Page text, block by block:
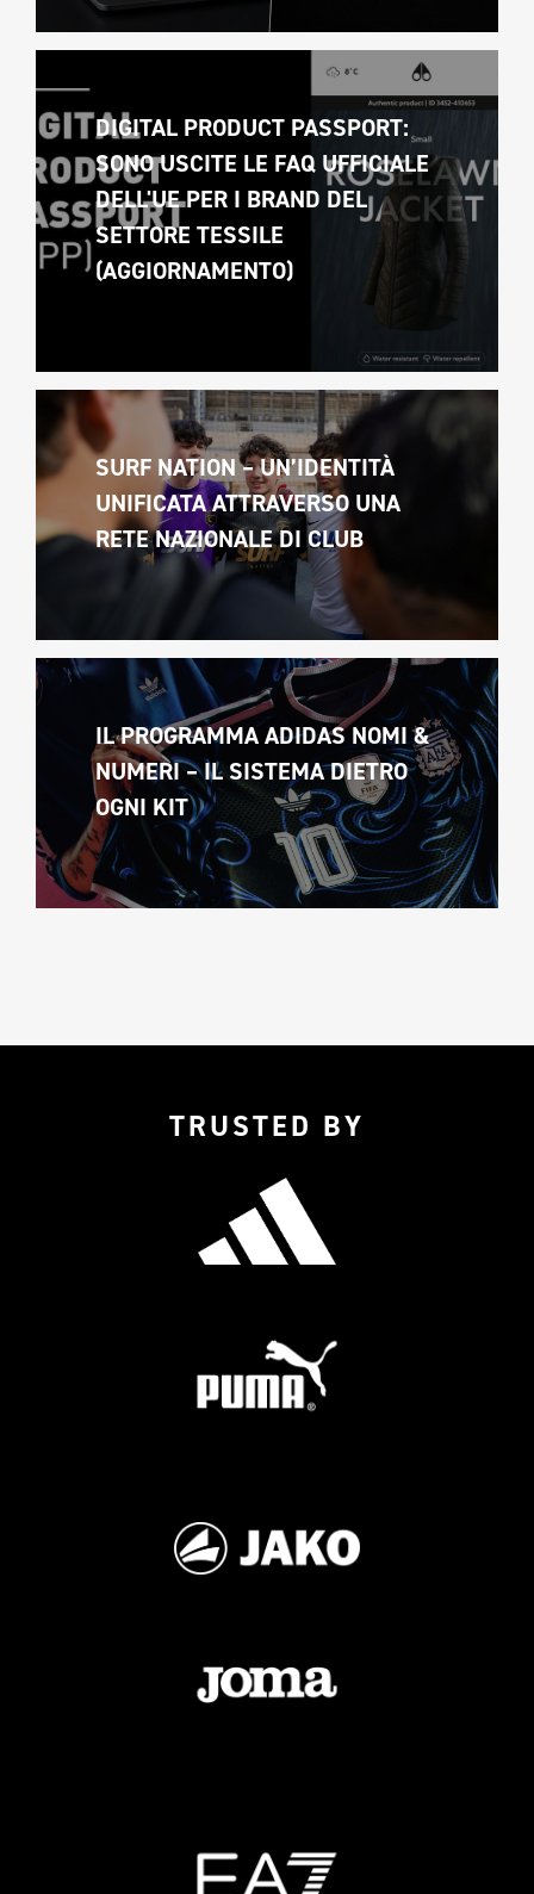
DIGITAL PRODUCT PASSPORT:
SONO USCITE LE FAQ UFFICIALE
DELL'UE PER I BRAND DEL
SETTORE TESSILE
(AGGIORNAMENTO)
SURF NATION – UN’IDENTITÀ
UNIFICATA ATTRAVERSO UNA
RETE NAZIONALE DI CLUB
IL PROGRAMMA ADIDAS NOMI &
NUMERI – IL SISTEMA DIETRO
OGNI KIT
TRUSTED BY